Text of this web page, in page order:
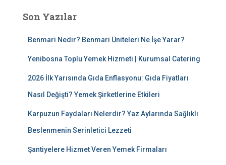
Son Yazılar
Benmari Nedir? Benmari Üniteleri Ne İşe Yarar?
Yenibosna Toplu Yemek Hizmeti | Kurumsal Catering
2026 İlk Yarısında Gıda Enflasyonu: Gıda Fiyatları
Nasıl Değişti? Yemek Şirketlerine Etkileri
Karpuzun Faydaları Nelerdir? Yaz Aylarında Sağlıklı
Beslenmenin Serinletici Lezzeti
Şantiyelere Hizmet Veren Yemek Firmaları